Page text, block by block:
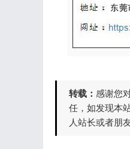
转载： 感谢您
任，如发现本
人站长或者朋